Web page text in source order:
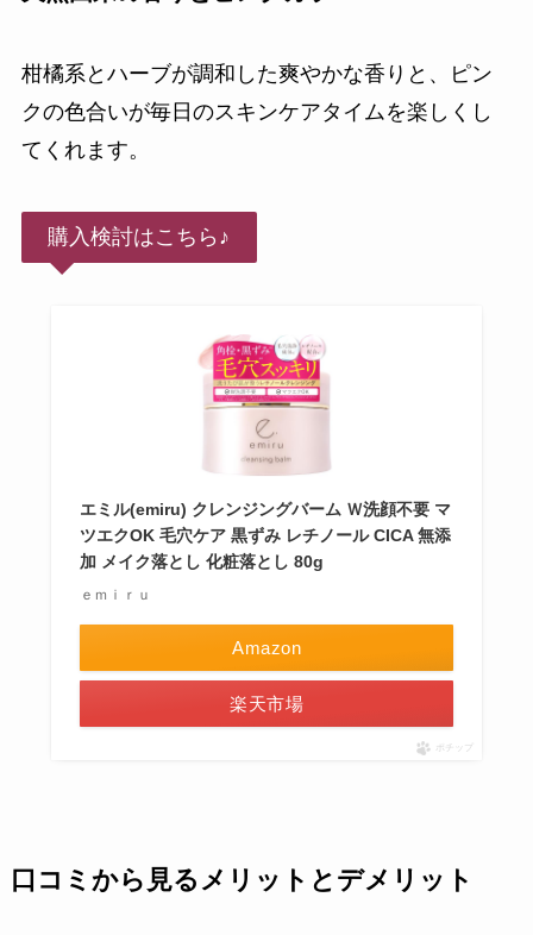
柑橘系とハーブが調和した爽やかな香りと、ピン
クの色合いが毎日のスキンケアタイムを楽しくし
てくれます。
購入検討はこちら♪
エミル(emiru) クレンジングバーム Ｗ洗顔不要 マ
ツエクOK 毛穴ケア 黒ずみ レチノール CICA 無添
加 メイク落とし 化粧落とし 80g
ｅｍｉｒｕ
Amazon
楽天市場
ポチップ
口コミから見るメリットとデメリット